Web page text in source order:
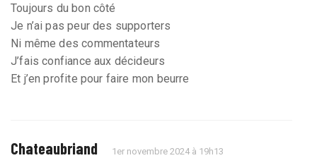
Toujours du bon côté
Je n’ai pas peur des supporters
Ni même des commentateurs
J’fais confiance aux décideurs
Et j’en profite pour faire mon beurre
Chateaubriand 1er novembre 2024 à 19h13